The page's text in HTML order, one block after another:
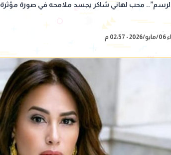
محب لهاني شاكر يجسد ملامحه في صورة مؤثرة
م